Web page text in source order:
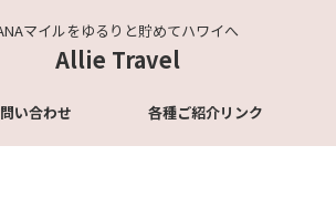
マイルをゆるりと貯めてハワイへ
Allie Travel
い合わせ 各種ご紹介リンク